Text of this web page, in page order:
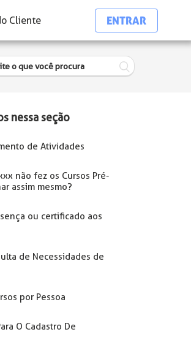
Cliente ENTRAR
nessa seção
de Atividades
não fez os Cursos Pré-
assim mesmo?
ou certificado aos
de Necessidades de
por Pessoa
O Cadastro De